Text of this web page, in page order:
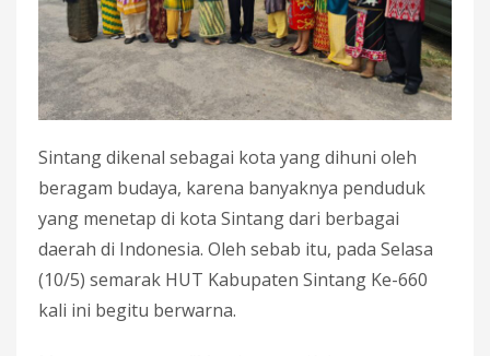
Sintang dikenal sebagai kota yang dihuni oleh
beragam budaya, karena banyaknya penduduk
yang menetap di kota Sintang dari berbagai
daerah di Indonesia. Oleh sebab itu, pada Selasa
(10/5) semarak HUT Kabupaten Sintang Ke-660
kali ini begitu berwarna.